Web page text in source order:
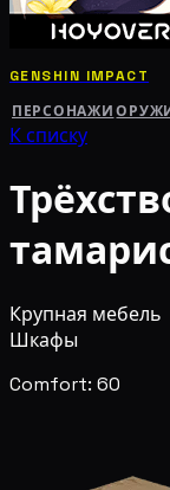
GENSHIN IMPACT
ПЕРСОНАЖИ
К списку
Крупная мебель
Шкафы
Comfort: 60